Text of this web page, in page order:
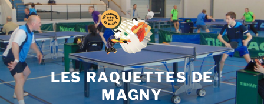
Aller
au
contenu
principal
LES RAQUETTES DE
MAGNY